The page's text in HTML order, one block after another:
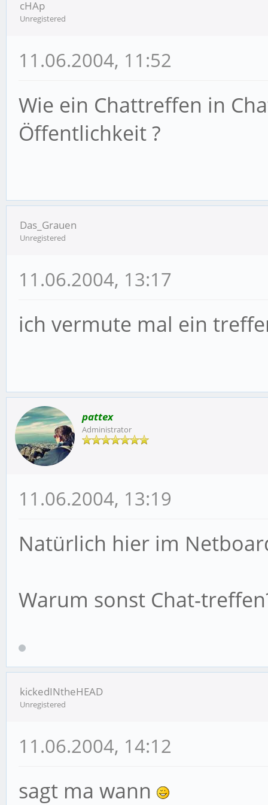
cHAp
Unregistered
11.06.2004, 11:52
Wie ein Chattreffen in
Öffentlichkeit ?
Das_Grauen
Unregistered
11.06.2004, 13:17
ich vermute mal ein
pattex
Administrator
11.06.2004, 13:19
Natürlich hier im
Warum sonst Chat-
kickedINtheHEAD
Unregistered
11.06.2004, 14:12
sagt ma wann